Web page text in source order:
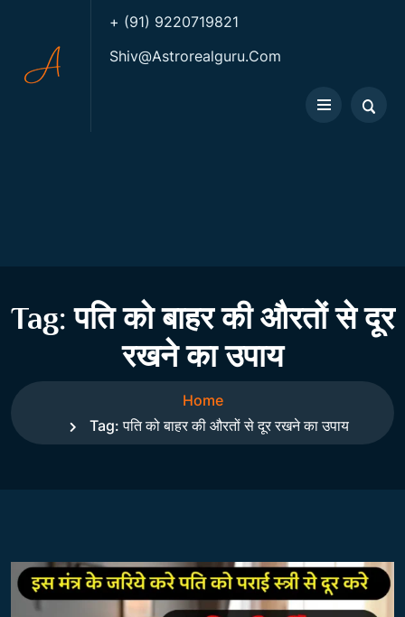
+ (91) 9220719821
Shiv@astrorealguru.com
Tag:पति को बाहर की औरतों से दूर
रखने का उपाय
Home
Tag:पति को बाहर की औरतों से दूर रखने का उपाय